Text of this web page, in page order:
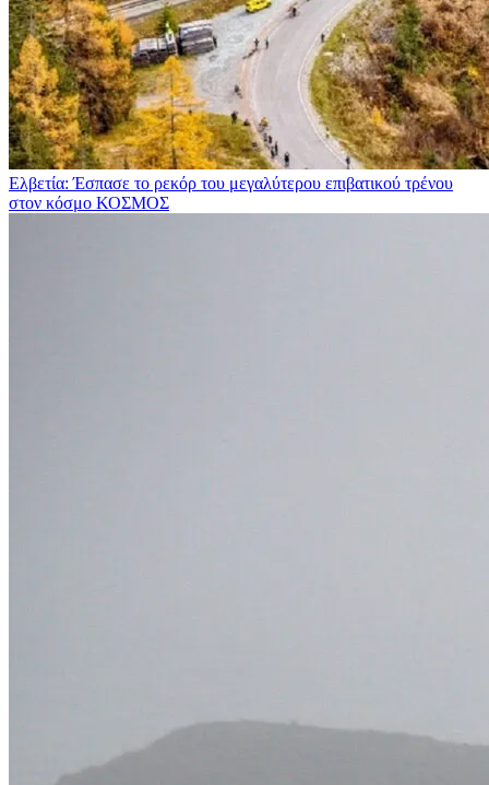
Ελβετία: Έσπασε το ρεκόρ του μεγαλύτερου επιβατικού τρένου
στον κόσμο ΚΟΣΜΟΣ